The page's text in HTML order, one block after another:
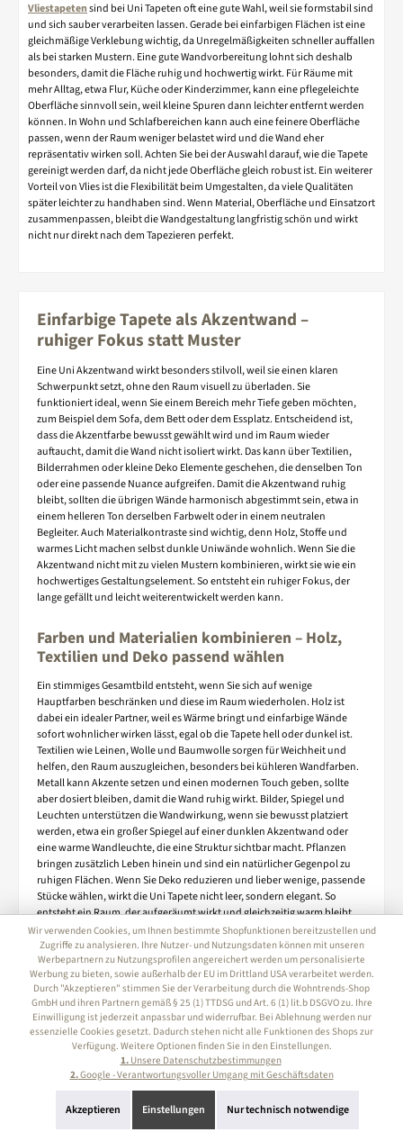
Vliestapetensind bei Uni Tapeten oft eine gute Wahl, weil sie formstabil sind
und sich sauber verarbeiten lassen. Gerade bei einfarbigen Flächen ist eine
gleichmäßige Verklebung wichtig, da Unregelmäßigkeiten schneller auffallen
als bei starken Mustern. Eine gute Wandvorbereitung lohnt sich deshalb
besonders, damit die Fläche ruhig und hochwertig wirkt. Für Räume mit
mehr Alltag, etwa Flur, Küche oder Kinderzimmer, kann eine pflegeleichte
Oberfläche sinnvoll sein, weil kleine Spuren dann leichter entfernt werden
können. In Wohn und Schlafbereichen kann auch eine feinere Oberfläche
passen, wenn der Raum weniger belastet wird und die Wand eher
repräsentativ wirken soll. Achten Sie bei der Auswahl darauf, wie die Tapete
gereinigt werden darf, da nicht jede Oberfläche gleich robust ist. Ein weiterer
Vorteil von Vlies ist die Flexibilität beim Umgestalten, da viele Qualitäten
später leichter zu handhaben sind. Wenn Material, Oberfläche und Einsatzort
zusammenpassen, bleibt die Wandgestaltung langfristig schön und wirkt
nicht nur direkt nach dem Tapezieren perfekt.
Einfarbige Tapete als Akzentwand –
ruhiger Fokus statt Muster
Eine Uni Akzentwand wirkt besonders stilvoll, weil sie einen klaren
Schwerpunkt setzt, ohne den Raum visuell zu überladen. Sie
funktioniert ideal, wenn Sie einem Bereich mehr Tiefe geben möchten,
zum Beispiel dem Sofa, dem Bett oder dem Essplatz. Entscheidend ist,
dass die Akzentfarbe bewusst gewählt wird und im Raum wieder
auftaucht, damit die Wand nicht isoliert wirkt. Das kann über Textilien,
Bilderrahmen oder kleine Deko Elemente geschehen, die denselben Ton
oder eine passende Nuance aufgreifen. Damit die Akzentwand ruhig
bleibt, sollten die übrigen Wände harmonisch abgestimmt sein, etwa in
einem helleren Ton derselben Farbwelt oder in einem neutralen
Begleiter. Auch Materialkontraste sind wichtig, denn Holz, Stoffe und
warmes Licht machen selbst dunkle Uniwände wohnlich. Wenn Sie die
Akzentwand nicht mit zu vielen Mustern kombinieren, wirkt sie wie ein
hochwertiges Gestaltungselement. So entsteht ein ruhiger Fokus, der
lange gefällt und leicht weiterentwickelt werden kann.
Farben und Materialien kombinieren – Holz,
Textilien und Deko passend wählen
Ein stimmiges Gesamtbild entsteht, wenn Sie sich auf wenige
Hauptfarben beschränken und diese im Raum wiederholen. Holz ist
dabei ein idealer Partner, weil es Wärme bringt und einfarbige Wände
sofort wohnlicher wirken lässt, egal ob die Tapete hell oder dunkel ist.
Textilien wie Leinen, Wolle und Baumwolle sorgen für Weichheit und
helfen, den Raum auszugleichen, besonders bei kühleren Wandfarben.
Metall kann Akzente setzen und einen modernen Touch geben, sollte
aber dosiert bleiben, damit die Wand ruhig wirkt. Bilder, Spiegel und
Leuchten unterstützen die Wandwirkung, wenn sie bewusst platziert
werden, etwa ein großer Spiegel auf einer dunklen Akzentwand oder
eine warme Wandleuchte, die eine Struktur sichtbar macht. Pflanzen
bringen zusätzlich Leben hinein und sind ein natürlicher Gegenpol zu
ruhigen Flächen. Wenn Sie Deko reduzieren und lieber wenige, passende
Stücke wählen, wirkt die Uni Tapete nicht leer, sondern elegant. So
entsteht ein Raum, der aufgeräumt wirkt und gleichzeitig warm bleibt.
Einfarbige Tapeten nach Raum –
Wohnzimmer, Schlafzimmer, Flur, Küche
und Bad
Im Wohnzimmer sind einfarbige Tapeten eine starke Basis, weil sie Möbel
und Dekoration wirken lassen und sich leicht an unterschiedliche Stile
anpassen. Helle Nuancen wirken offen und freundlich, während
gedeckte Farben dem Raum mehr Ruhe geben können, ohne schwer zu
wirken. Im Schlafzimmer passen weiche, warme Töne besonders gut,
weil sie beruhigend wirken und den Raum gemütlicher machen, gerade
Wir verwenden Cookies, um Ihnen bestimmte Shopfunktionen bereitzustellen und
Zugriffe zu analysieren. Ihre Nutzer- und Nutzungsdaten können mit unseren
Werbepartnern zu Nutzungsprofilen angereichert werden um personalisierte
Werbung zu bieten, sowie außerhalb der EU im Drittland USA verarbeitet werden.
Durch "Akzeptieren" stimmen Sie der Verarbeitung durch die Wohntrends-Shop
GmbH und ihren Partnern gemäß § 25 (1) TTDSG und Art. 6 (1) lit.b DSGVO zu. Ihre
Einwilligung ist jederzeit anpassbar und widerrufbar. Bei Ablehnung werden nur
essenzielle Cookies gesetzt. Dadurch stehen nicht alle Funktionen des Shops zur
Verfügung. Weitere Optionen finden Sie in den Einstellungen.
1.Unsere Datenschutzbestimmungen
2.Google - Verantwortungsvoller Umgang mit Geschäftsdaten
Akzeptieren Einstellungen Nur technisch notwendige